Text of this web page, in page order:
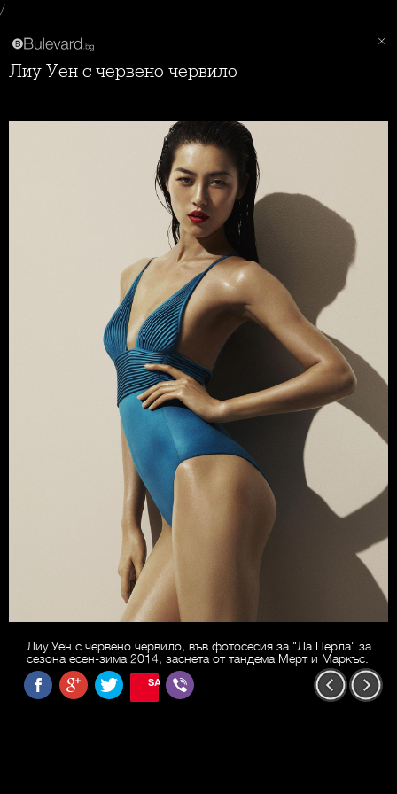
/
Лиу Уен с червено червило
Лиу Уен с червено червило, във фотосесия за "Ла Перла" за
сезона есен-зима 2014, заснета от тандема Мерт и Маркъс.
SAVE